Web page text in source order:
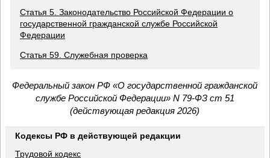
Статья 5. Законодательство Российской Федерации о
государственной гражданской службе Российской
Федерации
Статья 59. Служебная проверка
Федеральный закон РФ «О государственной гражданской
службе Российской Федерации» N 79-ФЗ ст 51
(действующая редакция 2026)
Кодексы РФ в действующей редакции
Трудовой кодекс